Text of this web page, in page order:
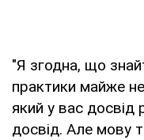
"Я згодна, що
практики майже
який у вас
досвід. Але мову